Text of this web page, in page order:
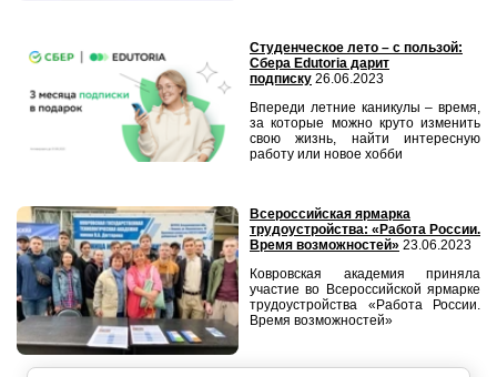
Студенческое лето – с пользой:
Сбера Edutoria дарит
подписку 26.06.2023
Впереди летние каникулы – время,
за которые можно круто изменить
свою жизнь, найти интересную
работу или новое хобби
Всероссийская ярмарка
трудоустройства: «Работа России.
Время возможностей» 23.06.2023
Ковровская академия приняла
участие во Всероссийской ярмарке
трудоустройства «Работа России.
Время возможностей»